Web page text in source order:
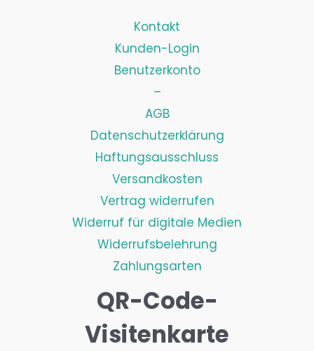
Kontakt
Kunden-Login
Benutzerkonto
–
AGB
Datenschutzerklärung
Haftungsausschluss
Versandkosten
Vertrag widerrufen
Widerruf für digitale Medien
Widerrufsbelehrung
Zahlungsarten
QR-Code-
Visitenkarte